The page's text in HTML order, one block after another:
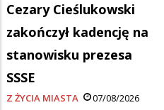
Cezary Cieślukowski
zakończył kadencję na
stanowisku prezesa
SSSE
Z ŻYCIA MIASTA 07/08/2026